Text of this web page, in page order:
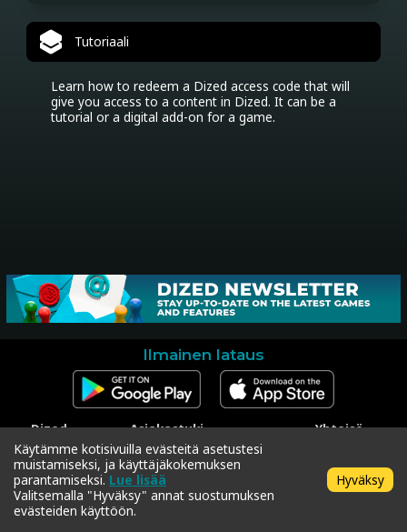
Tutoriaali
Learn how to redeem a Dized access code that will
give you access to a content in Dized. It can be a
tutorial or a digital add-on for a game.
Ilmainen lataus
Dized
Ota yhteyttä
Press
Asiakastuki
Ota yhteyttä asiakastukeen
Koodin lunastus
Tietosuojakäytäntö
Käyttöehdot
Yhteisö
Twitter
Copyright © 2018-2026 Dized
Käytämme kotisivuilla evästeitä asetustesi
muistamiseksi, ja käyttäjäkokemuksen
parantamiseksi. Lue lisää
Valitsemalla "Hyväksy" annat suostumuksen
evästeiden käyttöön.
Hyväksy